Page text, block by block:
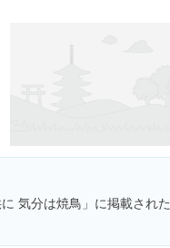
気分は焼鳥」に掲載された